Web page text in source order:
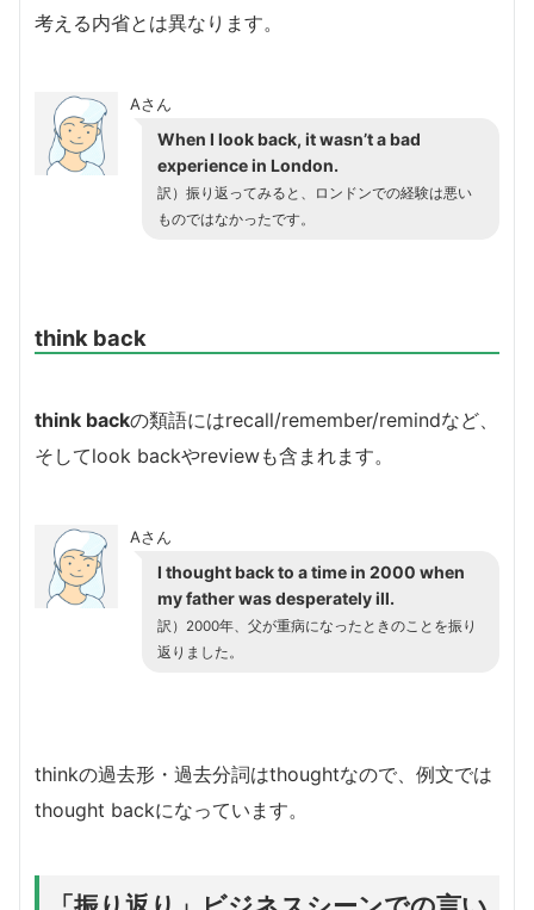
考える内省とは異なります。
Aさん
When I look back, it wasn’t a bad
experience in London.
訳）振り返ってみると、ロンドンでの経験は悪い
ものではなかったです。
think back
think backの類語にはrecall/remember/remindなど、
そしてlook backやreviewも含まれます。
Aさん
I thought back to a time in 2000 when
my father was desperately ill.
訳）2000年、父が重病になったときのことを振り
返りました。
thinkの過去形・過去分詞はthoughtなので、例文では
thought backになっています。